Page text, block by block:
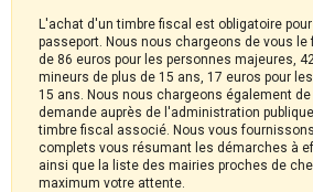
L'achat d'un timbre fiscal est obligatoire
passeport. Nous nous chargeons de vous le
de 86 euros pour les personnes majeures,
mineurs de plus de 15 ans, 17 euros pour
15 ans. Nous nous chargeons également
demande auprès de l'administration
timbre fiscal associé. Nous vous
complets vous résumant les démarches à
ainsi que la liste des mairies proches de
maximum votre attente.